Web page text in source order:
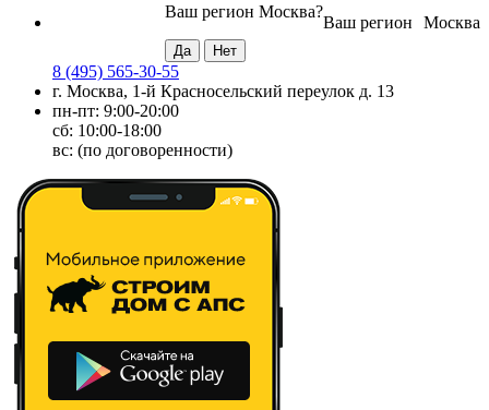
Москва
Ваш регион
Ваш регион Москва?
8 (495) 565-30-55
г. Москва, 1-й Красносельский переулок д. 13
пн-пт: 9:00-20:00
сб: 10:00-18:00
вс: (по договоренности)